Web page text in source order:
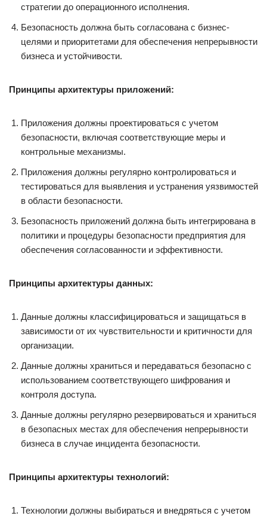
стратегии до операционного исполнения.
Безопасность должна быть согласована с бизнес-
целями и приоритетами для обеспечения непрерывности
бизнеса и устойчивости.
Принципы архитектуры приложений:
Приложения должны проектироваться с учетом
безопасности, включая соответствующие меры и
контрольные механизмы.
Приложения должны регулярно контролироваться и
тестироваться для выявления и устранения уязвимостей
в области безопасности.
Безопасность приложений должна быть интегрирована в
политики и процедуры безопасности предприятия для
обеспечения согласованности и эффективности.
Принципы архитектуры данных:
Данные должны классифицироваться и защищаться в
зависимости от их чувствительности и критичности для
организации.
Данные должны храниться и передаваться безопасно с
использованием соответствующего шифрования и
контроля доступа.
Данные должны регулярно резервироваться и храниться
в безопасных местах для обеспечения непрерывности
бизнеса в случае инцидента безопасности.
Принципы архитектуры технологий:
Технологии должны выбираться и внедряться с учетом